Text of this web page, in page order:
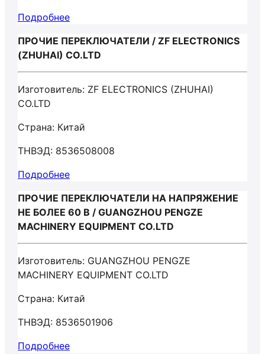
Подробнее
ПРОЧИЕ ПЕРЕКЛЮЧАТЕЛИ / ZF ELECTRONICS
(ZHUHAI) CO.LTD
Изготовитель: ZF ELECTRONICS (ZHUHAI)
CO.LTD
Страна: Китай
ТНВЭД: 8536508008
Подробнее
ПРОЧИЕ ПЕРЕКЛЮЧАТЕЛИ НА НАПРЯЖЕНИЕ
НЕ БОЛЕЕ 60 В / GUANGZHOU PENGZE
MACHINERY EQUIPMENT СО.LTD
Изготовитель: GUANGZHOU PENGZE
MACHINERY EQUIPMENT СО.LTD
Страна: Китай
ТНВЭД: 8536501906
Подробнее